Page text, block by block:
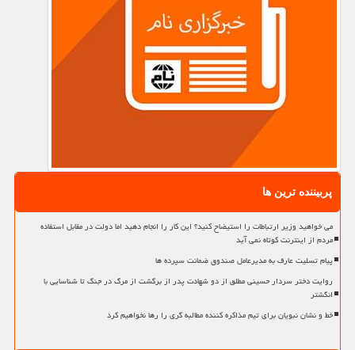
پربیننده ترین ها
می خواهید وزیر ارتباطات را استیضاح کنید؟ این کار را انجام دهید اما دولت در مقابل استفاده
مردم از اینترنت کوتاه نمی آید
پیام تسلیت عارف به مدیرعامل صندوق ضمانت سپرده ها
روایت دختر سردار حسینی مطلق از دو شهادت پدر از برگشت از مرگ در جنگ تا شناسایی با
انگشتر
خط و نشان نبویان برای تیم مذاکره کننده مطالبه گری را رها نخواهیم کرد